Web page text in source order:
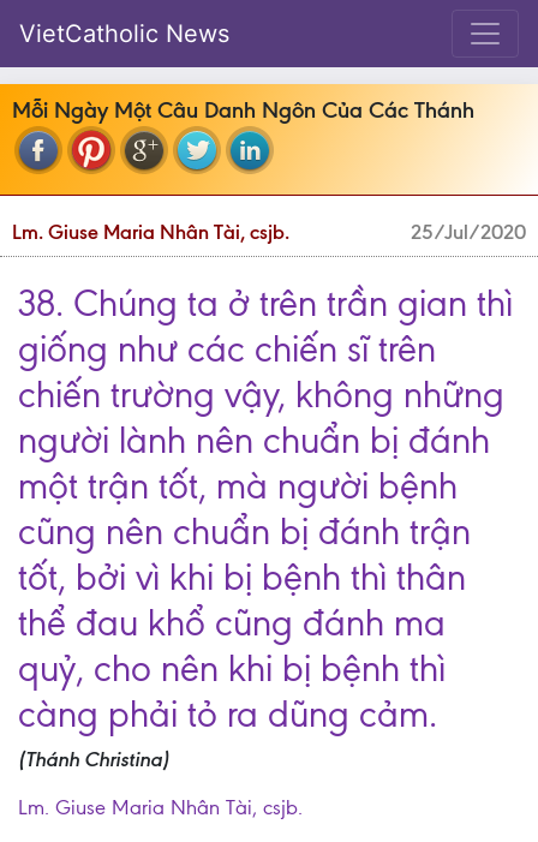
VietCatholic News
Mỗi Ngày Một Câu Danh Ngôn Của Các Thánh
Lm. Giuse Maria Nhân Tài, csjb. 25/Jul/2020
38. Chúng ta ở trên trần gian thì
giống như các chiến sĩ trên
chiến trường vậy, không những
người lành nên chuẩn bị đánh
một trận tốt, mà người bệnh
cũng nên chuẩn bị đánh trận
tốt, bởi vì khi bị bệnh thì thân
thể đau khổ cũng đánh ma
quỷ, cho nên khi bị bệnh thì
càng phải tỏ ra dũng cảm.
(Thánh Christina)
Lm. Giuse Maria Nhân Tài, csjb.